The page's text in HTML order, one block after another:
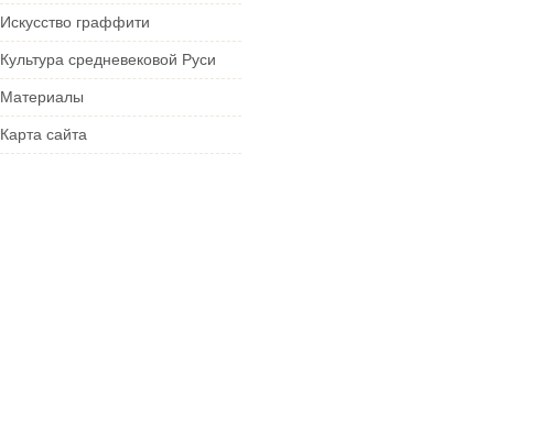
Искусство граффити
Культура средневековой Руси
Материалы
Карта сайта